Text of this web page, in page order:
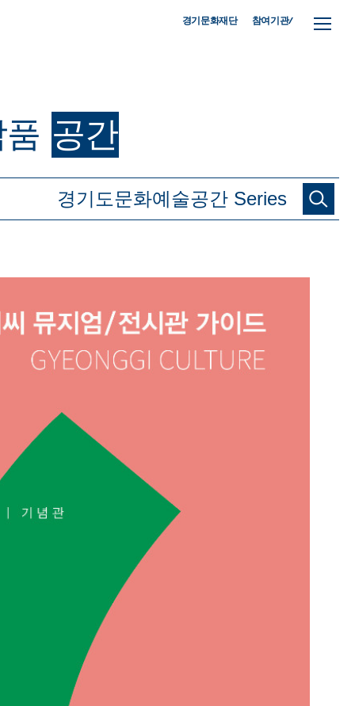
경기문화재단 참여기관/
공간